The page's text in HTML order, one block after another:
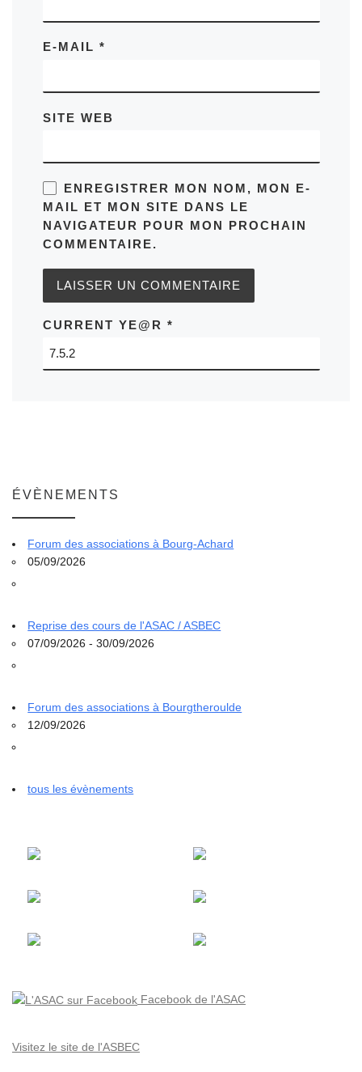
E-MAIL *
SITE WEB
ENREGISTRER MON NOM, MON E-
MAIL ET MON SITE DANS LE
NAVIGATEUR POUR MON PROCHAIN
COMMENTAIRE.
CURRENT YE@R *
ÉVÈNEMENTS
Forum des associations à Bourg-Achard
05/09/2026
Reprise des cours de l'ASAC / ASBEC
07/09/2026 - 30/09/2026
Forum des associations à Bourgtheroulde
12/09/2026
tous les évènements
Facebook de l'ASAC
Visitez le site de l'ASBEC